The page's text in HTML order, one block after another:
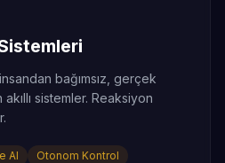
bağımsız, gerçek
sistemler. Reaksiyon
AI Otonom Kontrol